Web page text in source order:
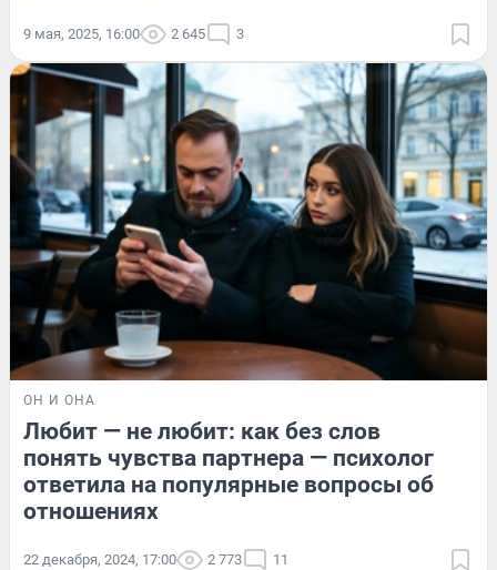
9 мая, 2025, 16:00 2 645 3
ОН И ОНА
Любит — не любит: как без слов
понять чувства партнера — психолог
ответила на популярные вопросы об
отношениях
22 декабря, 2024, 17:00 2 773 11